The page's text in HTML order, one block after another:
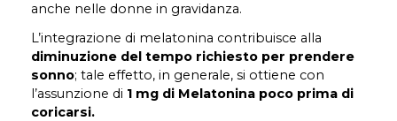
anche nelle donne in gravidanza.
L’integrazione di melatonina contribuisce alla
diminuzione del tempo richiesto per prendere
sonno; tale effetto, in generale, si ottiene con
l’assunzione di 1 mg di Melatonina poco prima di
coricarsi.